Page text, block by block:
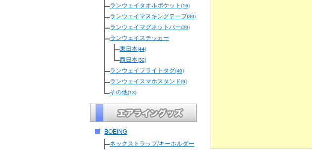
ランウェイタオルポケット (16)
ランウェイマスキングテープ(30)
ランウェイマグネットバー(20)
ランウェイステッカー
東日本(44)
西日本(32)
ランウェイフライトタグ(40)
ランウェイスマホスタンド(9)
その他(13)
BOEING
ネックストラップ/キーホルダー